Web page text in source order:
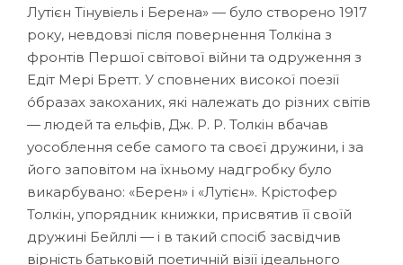
Лутієн Тінувіель і Берена» — було створено 1917
року, невдовзі після повернення Толкіна з
фронтів Першої світової війни та одруження з
Едіт Мері Бретт. У сповнених високої поезії
óбразах закоханих, які належать до різних світів
— людей та ельфів, Дж. Р. Р. Толкін вбачав
уособлення себе самого та своєї дружини, і за
його заповітом на їхньому надгробку було
викарбувано: «Берен» і «Лутієн». Крістофер
Толкін, упорядник книжки, присвятив її своїй
дружині Бейллі — і в такий спосіб засвідчив
вірність батьковій поетичній візії ідеального